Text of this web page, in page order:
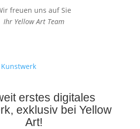
freuen uns auf Sie
Ihr Yellow Art Team
erstes digitales
exklusiv bei Yellow
Art!